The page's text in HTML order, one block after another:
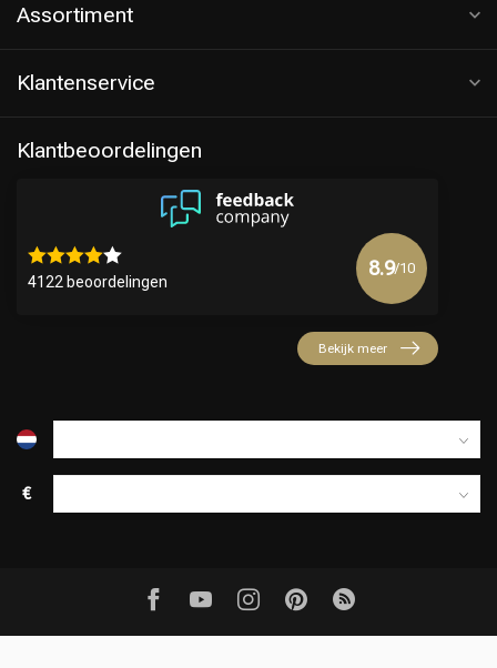
Keuze van onze Kappers
Assortiment
Klantenservice
Klantbeoordelingen
4122 beoordelingen
8.9/10
Bekijk meer
€